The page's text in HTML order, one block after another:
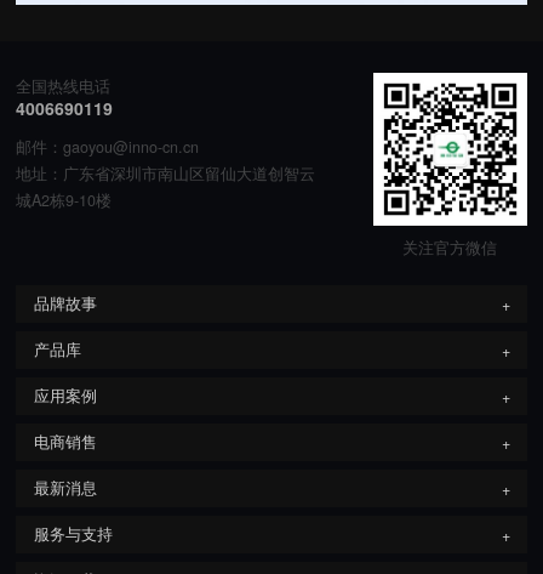
全国热线电话
4006690119
邮件：gaoyou@inno-cn.cn
地址：广东省深圳市南山区留仙大道创智云
城A2栋9-10楼
关注官方微信
品牌故事
产品库
应用案例
电商销售
最新消息
服务与支持